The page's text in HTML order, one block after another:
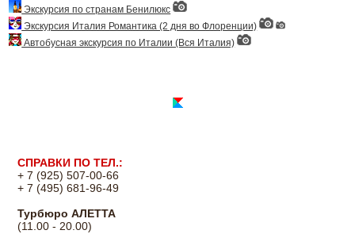
Экскурсия по странам Бенилюкс
Экскурсия Италия Романтика (2 дня во Флоренции)
Автобусная экскурсия по Италии (Вся Италия)
СПРАВКИ ПО ТЕЛ.:
+ 7 (925) 507-00-66
+ 7 (495) 681-96-49
Турбюро АЛЕТТА
(11.00 - 20.00)